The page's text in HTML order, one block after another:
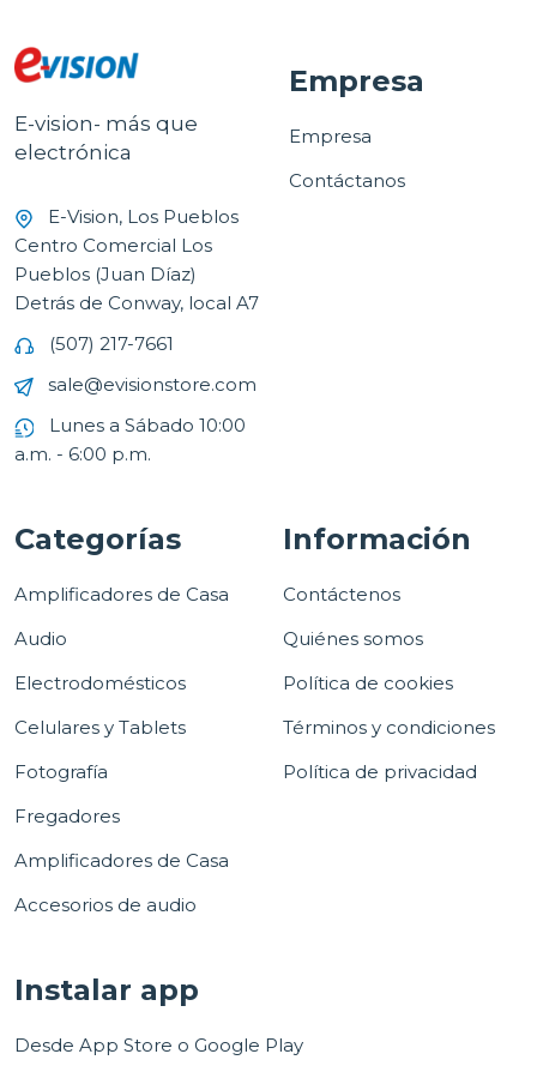
E-vision- más que
electrónica
E-Vision, Los Pueblos
Centro Comercial Los
Pueblos (Juan Díaz)
Detrás de Conway, local A7
(507) 217-7661
sale@evisionstore.com
Lunes a Sábado 10:00
a.m. - 6:00 p.m.
Empresa
Empresa
Contáctanos
Categorías
Amplificadores de Casa
Audio
Electrodomésticos
Celulares y Tablets
Fotografía
Fregadores
Amplificadores de Casa
Accesorios de audio
Información
Contáctenos
Quiénes somos
Política de cookies
Términos y condiciones
Política de privacidad
Instalar app
Desde App Store o Google Play